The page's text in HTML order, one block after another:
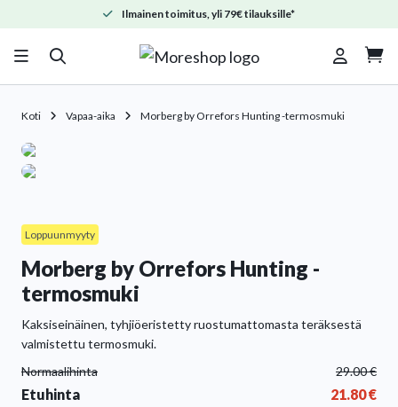
Ilmainen toimitus, yli 79€ tilauksille*

Koti Vapaa-aika Morberg by Orrefors Hunting -termosmuki
Loppuunmyyty
Morberg by Orrefors Hunting -
termosmuki
Kaksiseinäinen, tyhjiöeristetty ruostumattomasta teräksestä
valmistettu termosmuki.
Normaalihinta
29.00€
Etuhinta 21.80€